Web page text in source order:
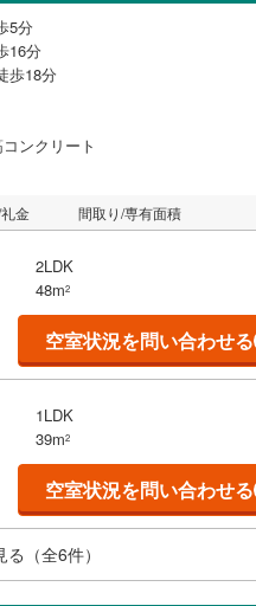
5分
16分
歩18分
ンクリート
金 間取り/専有面積
2LDK
48m2
空室状況を問い合わせる
1LDK
39m2
空室状況を問い合わせる
る（全6件）